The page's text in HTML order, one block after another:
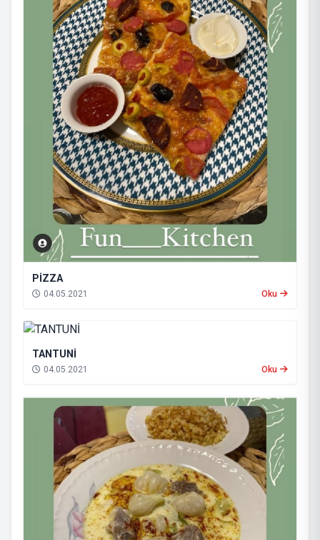
PİZZA
04.05.2021 Oku
TANTUNİ
04.05.2021 Oku